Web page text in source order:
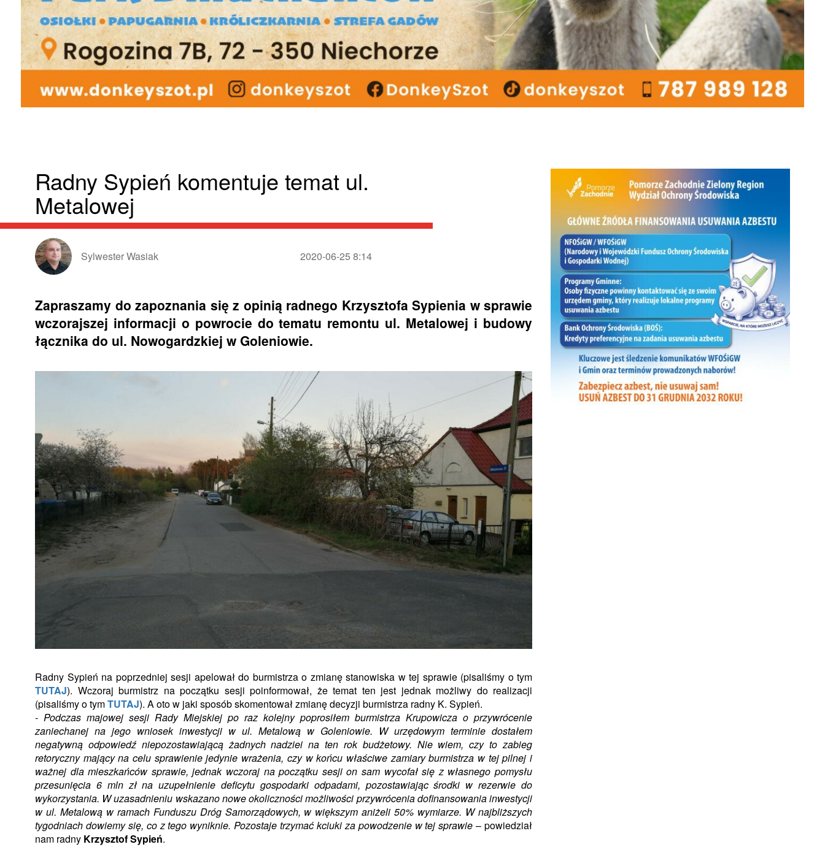
Radny Sypień komentuje temat ul.
Metalowej
Sylwester Wasiak 2020-06-25 8:14
Zapraszamy do zapoznania się z opinią radnego Krzysztofa Sypienia w sprawie
wczorajszej informacji o powrocie do tematu remontu ul. Metalowej i budowy
łącznika do ul. Nowogardzkiej w Goleniowie.
Radny Sypień na poprzedniej sesji apelował do burmistrza o zmianę stanowiska w tej sprawie (pisaliśmy o tym
TUTAJ). Wczoraj burmistrz na początku sesji poinformował, że temat ten jest jednak możliwy do realizacji
(pisaliśmy o tymTUTAJ). A oto w jaki sposób skomentował zmianę decyzji burmistrza radny K. Sypień.
- Podczas majowej sesji Rady Miejskiej po raz kolejny poprosiłem burmistrza Krupowicza o przywrócenie
zaniechanej na jego wniosek inwestycji w ul. Metalową w Goleniowie. W urzędowym terminie dostałem
negatywną odpowiedź niepozostawiającą żadnych nadziei na ten rok budżetowy. Nie wiem, czy to zabieg
retoryczny mający na celu sprawienie jedynie wrażenia, czy w końcu właściwe zamiary burmistrza w tej pilnej i
ważnej dla mieszkańców sprawie, jednak wczoraj na początku sesji on sam wycofał się z własnego pomysłu
przesunięcia 6 mln zł na uzupełnienie deficytu gospodarki odpadami, pozostawiając środki w rezerwie do
wykorzystania. W uzasadnieniu wskazano nowe okoliczności możliwości przywrócenia dofinansowania inwestycji
w ul. Metalową w ramach Funduszu Dróg Samorządowych, w większym aniżeli 50% wymiarze. W najbliższych
tygodniach dowiemy się, co z tego wyniknie. Pozostaje trzymać kciuki za powodzenie w tej sprawie – powiedział
nam radny Krzysztof Sypień.